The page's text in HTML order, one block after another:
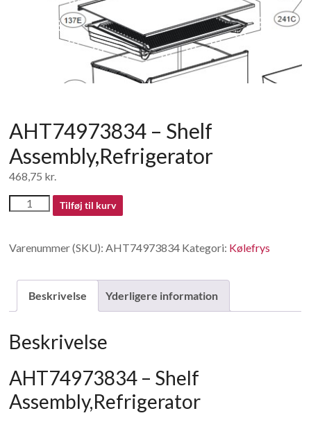
forbrugerelektronik
AHT74973834 – Shelf
Assembly,Refrigerator
468,75 kr.
AHT74973834
Assembly,Refrigerator
Tilføj til kurv
Varenummer (SKU): AHT74973834 Kategori: Kølefrys
Beskrivelse Yderligere information
Beskrivelse
AHT74973834 – Shelf
Assembly,Refrigerator